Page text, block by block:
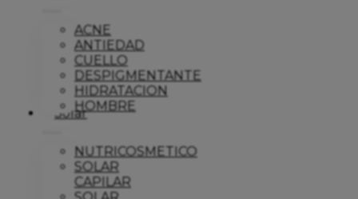
ACNE
ANTIEDAD
CUELLO
DESPIGMENTANTE
HIDRATACION
HOMBRE
Solar
NUTRICOSMETICO
SOLAR
CAPILAR